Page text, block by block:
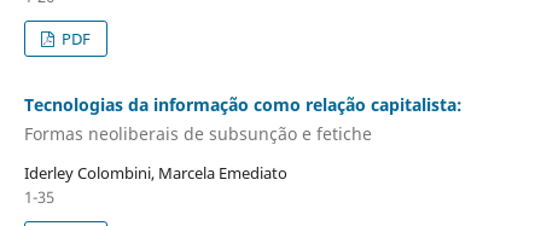
PDF
Tecnologias da informação como relação capitalista:
Formas neoliberais de subsunção e fetiche
Iderley Colombini, Marcela Emediato
1-35